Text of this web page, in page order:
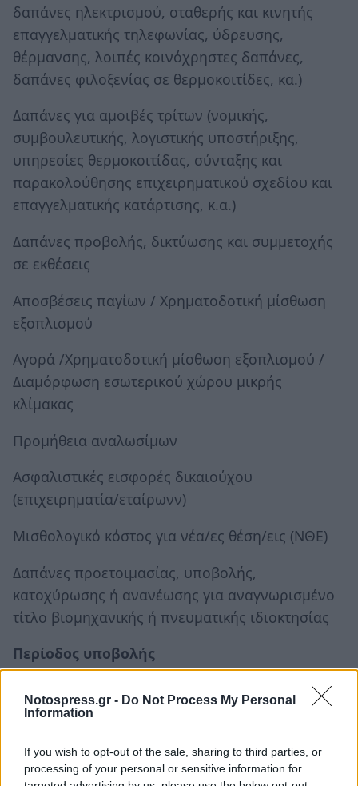
Notospress.gr - Do Not Process My Personal
Information
If you wish to opt-out of the sale, sharing to third parties, or
processing of your personal or sensitive information for
δαπάνες ηλεκτρισμού, σταθερής και κινητής
επαγγελματικής τηλεφωνίας, ύδρευσης,
θέρμανσης, λοιπές κοινόχρηστες δαπάνες,
δαπάνες φιλοξενίας σε θερμοκοιτίδες, κα.)
Δαπάνες για αμοιβές τρίτων (νομικής,
συμβουλευτικής, λογιστικής υποστήριξης,
υπηρεσίες θερμοκοιτίδας, σύνταξης και
παρακολούθησης επιχειρηματικού σχεδίου και
επαγγελματικής κατάρτισης, κ.α.)
Δαπάνες προβολής, δικτύωσης και συμμετοχής
σε εκθέσεις
Αποσβέσεις παγίων / Χρηματοδοτική μίσθωση
εξοπλισμού
Αγορά /Χρηματοδοτική μίσθωση εξοπλισμού /
Διαμόρφωση εσωτερικού χώρου μικρής
κλίμακας
Προμήθεια αναλωσίμων
Ασφαλιστικές εισφορές δικαιούχου
(επιχειρηματία/εταίρωνν)
Μισθολογικό κόστος για νέα/ες θέση/εις (ΝΘΕ)
Δαπάνες προετοιμασίας, υποβολής,
κατοχύρωσης ή ανανέωσης για αναγνωρισμένο
τίτλο βιομηχανικής ή πνευματικής ιδιοκτησίας
Περίοδος υποβολής
Πρόγραμμα "Αναβάθμιση πολύ μικρών &
μικρών υφιστάμενων επιχειρήσεων με την